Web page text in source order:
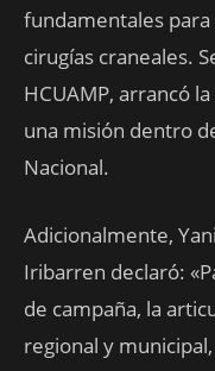
fundamentales
cirugías craneales.
HCUAMP, arrancó
una misión dentro
Nacional.
Adicionalmente,
Iribarren declaró:
de campaña, la
regional y